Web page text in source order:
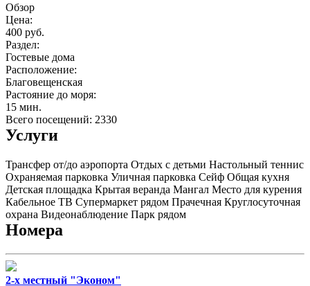
Обзор
Цена:
400 руб.
Раздел:
Гостевые дома
Расположение:
Благовещенская
Растояние до моря:
15 мин.
Всего посещений: 2330
Услуги
Трансфер от/до аэропорта Отдых с детьми Настольный теннис
Охраняемая парковка Уличная парковка Сейф Общая кухня
Детская площадка Крытая веранда Мангал Место для курения
Кабельное ТВ Супермаркет рядом Прачечная Круглосуточная
охрана Видеонаблюдение Парк рядом
Номера
2-х местный "Эконом"